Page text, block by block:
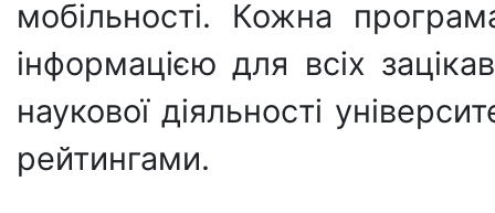
мобільності. Кожна
інформацією для всіх
наукової діяльності
рейтингами.